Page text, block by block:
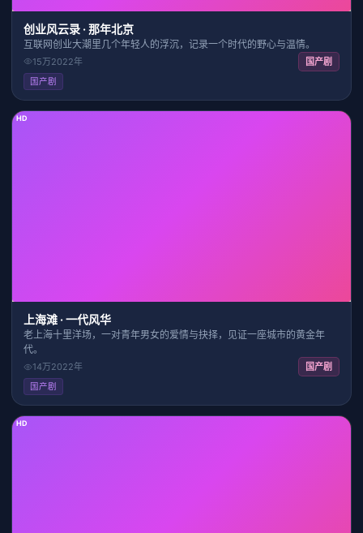
创业风云录 · 那年北京
互联网创业大潮里几个年轻人的浮沉，记录一个时代的野心与温情。
15万2022年 国产剧
国产剧
HD
上海滩 · 一代风华
老上海十里洋场，一对青年男女的爱情与抉择，见证一座城市的黄金年
代。
14万2022年 国产剧
国产剧
HD